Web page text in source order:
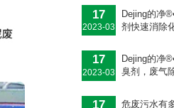
17
2023-03
Dejing的净
剂快速消除
17
2023-03
Dejing的净
臭剂，废气
17 危废污水有